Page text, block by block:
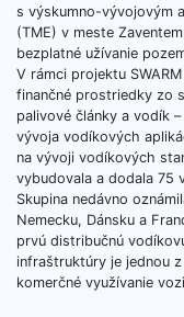
s výskumno-vývojovým
(TME) v meste
bezplatné užívanie
V rámci projektu
finančné prostriedky zo
palivové články a vodík
vývoja vodíkových
na vývoji vodíkových
vybudovala a dodala 75
Skupina nedávno
Nemecku, Dánsku a
prvú distribučnú
infraštruktúry je jednou
komerčné využívanie